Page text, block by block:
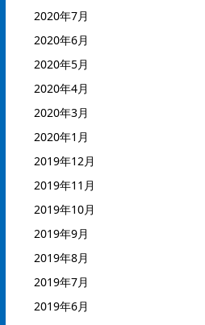
2020年7月
2020年6月
2020年5月
2020年4月
2020年3月
2020年1月
2019年12月
2019年11月
2019年10月
2019年9月
2019年8月
2019年7月
2019年6月